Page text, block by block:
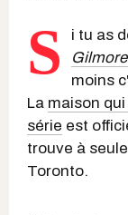
S
i tu as
moins
La maison
série est
trouve à
Toronto.